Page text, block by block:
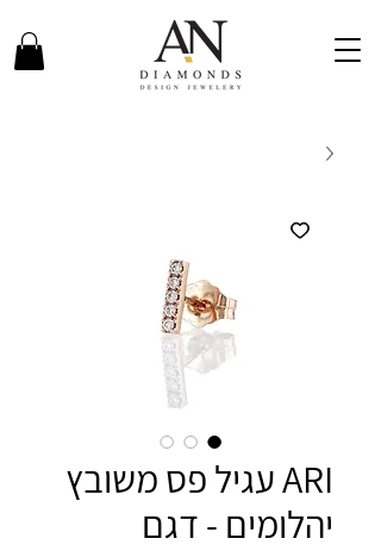
ARI עגיל פס משובץ
יהלומים - דגם